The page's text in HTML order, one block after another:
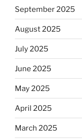
September 2025
August 2025
July 2025
June 2025
May 2025
April 2025
March 2025